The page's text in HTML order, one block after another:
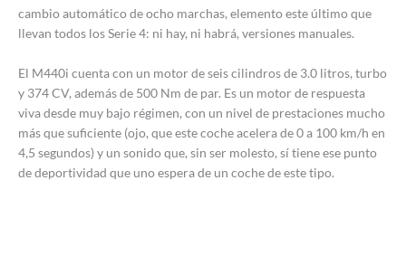
cambio automático de ocho marchas, elemento este último que
llevan todos los Serie 4: ni hay, ni habrá, versiones manuales.
El M440i cuenta con un motor de seis cilindros de 3.0 litros, turbo
y 374 CV, además de 500 Nm de par. Es un motor de respuesta
viva desde muy bajo régimen, con un nivel de prestaciones mucho
más que suficiente (ojo, que este coche acelera de 0 a 100 km/h en
4,5 segundos) y un sonido que, sin ser molesto, sí tiene ese punto
de deportividad que uno espera de un coche de este tipo.